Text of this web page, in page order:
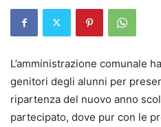
L’amministrazione comunale
genitori degli alunni per
ripartenza del nuovo anno
partecipato, dove pur con le